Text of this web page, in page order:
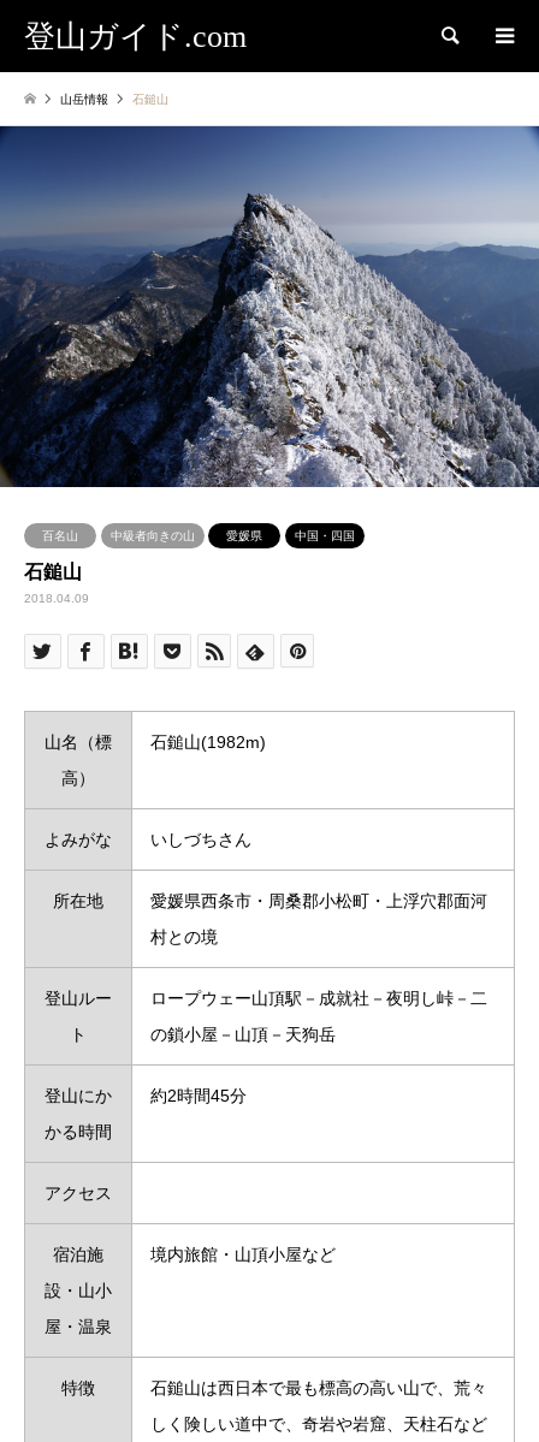
登山ガイド.com 検索
山岳情報 石鎚山
百名山 中級者向きの山 愛媛県 中国・四国
石鎚山
2018.04.09
山名（標
高）
石鎚山(1982m)
よみがな いしづちさん
所在地
愛媛県西条市・周桑郡小松町・上浮穴郡面河
村との境
登山ルー
ト
ロープウェー山頂駅－成就社－夜明し峠－二
の鎖小屋－山頂－天狗岳
登山にか
かる時間
約2時間45分
アクセス
宿泊施
設・山小
屋・温泉
境内旅館・山頂小屋など
特徴
石鎚山は西日本で最も標高の高い山で、荒々
しく険しい道中で、奇岩や岩窟、天柱石など